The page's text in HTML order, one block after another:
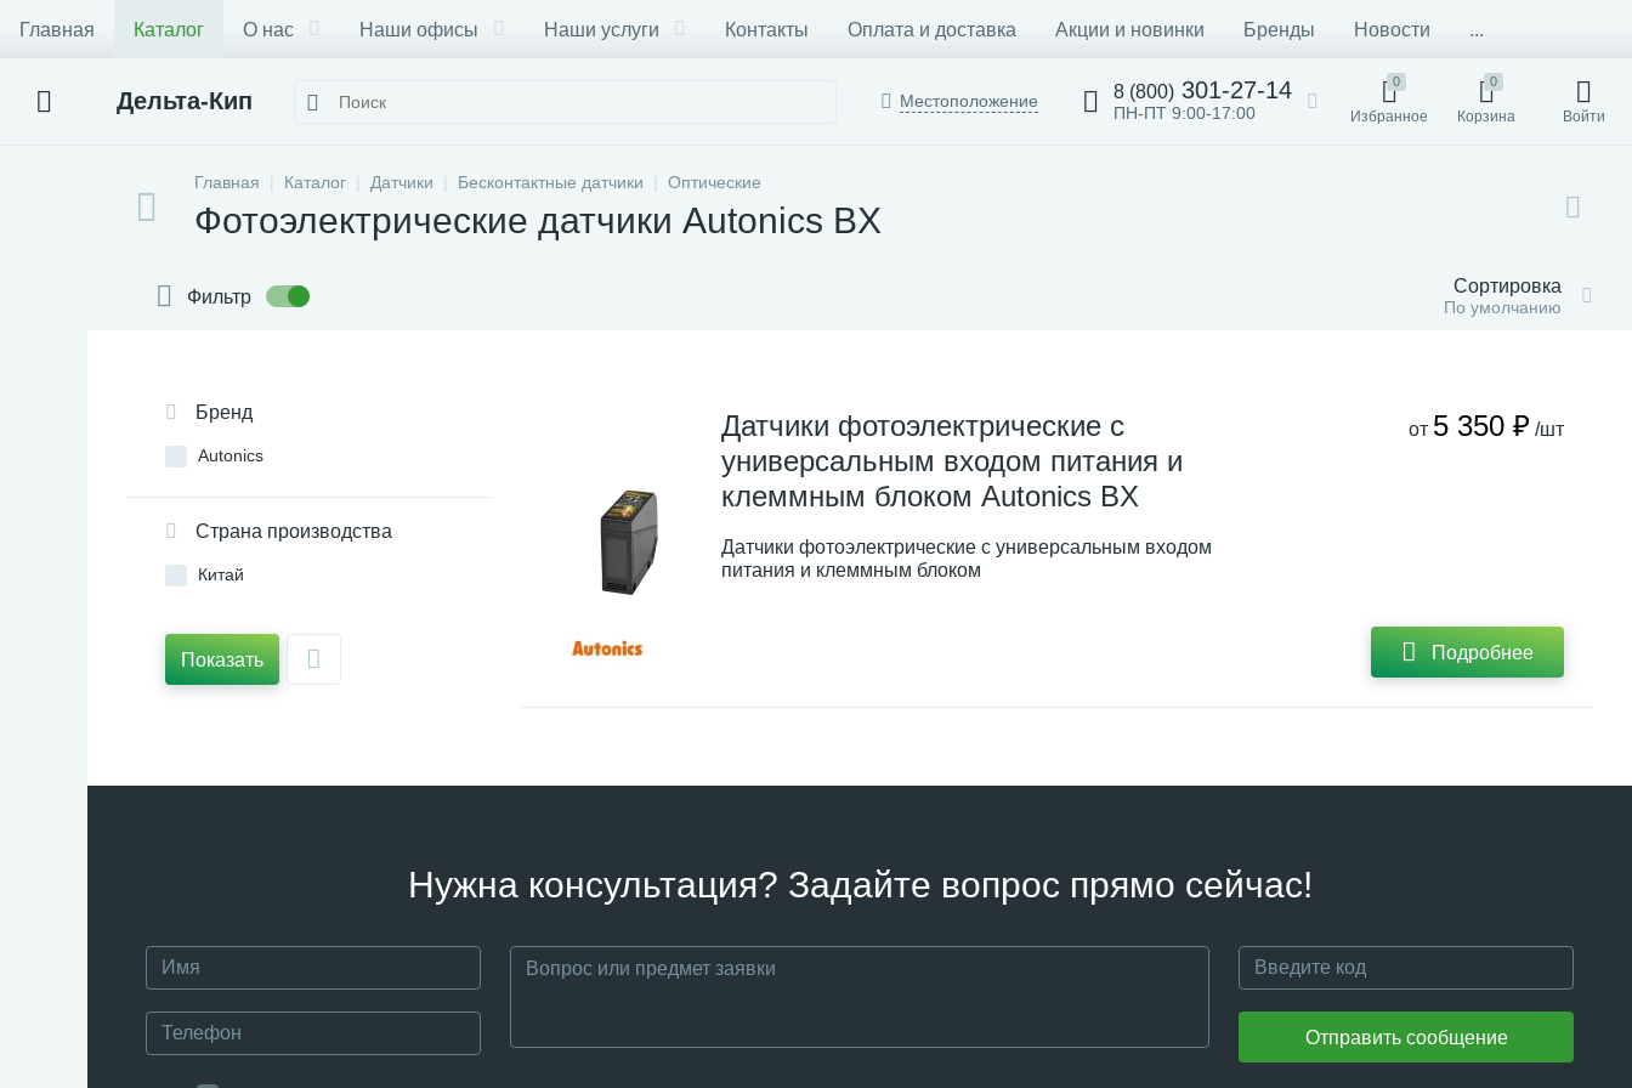
Главная Каталог О нас Наши офисы Наши услуги Контакты Оплата и доставка Акции и новинки Бренды Новости ...
Дельта-Кип Местоположение 8 (800) 301-27-14
ПН-ПТ 9:00-17:00
0
Избранное
0
Корзина Войти
Главная Каталог Датчики Бесконтактные датчики Оптические
Фотоэлектрические датчики Autonics BX
Фильтр Сортировка
По умолчанию
Бренд
Autonics
Страна производства
Китай
Показать
Датчики фотоэлектрические с
универсальным входом питания и
клеммным блоком Autonics BX
Датчики фотоэлектрические с универсальным входом
питания и клеммным блоком
от 5 350 ₽ /шт
Подробнее
Нужна консультация? Задайте вопрос прямо сейчас!
Отправить сообщение